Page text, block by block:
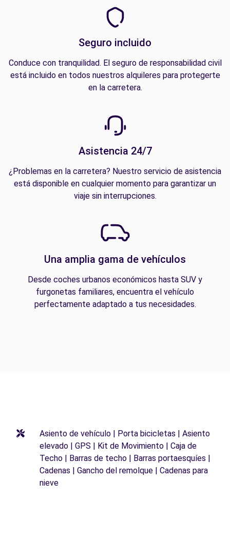
Seguro incluido
Conduce con tranquilidad. El seguro de responsabilidad civil
está incluido en todos nuestros alquileres para protegerte
en la carretera.
Asistencia 24/7
¿Problemas en la carretera? Nuestro servicio de asistencia
está disponible en cualquier momento para garantizar un
viaje sin interrupciones.
Una amplia gama de vehículos
Desde coches urbanos económicos hasta SUV y
furgonetas familiares, encuentra el vehículo
perfectamente adaptado a tus necesidades.
Asiento de vehículo | Porta bicicletas | Asiento
elevado | GPS | Kit de Movimiento | Caja de
Techo | Barras de techo | Barras portaesquíes |
Cadenas | Gancho del remolque | Cadenas para
nieve